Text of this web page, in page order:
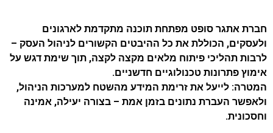
חברת אתגר סופט מפתחת תוכנה מתקדמת לארגונים
ולעסקים, הכוללת את כל ההיבטים הקשורים לניהול העסק –
לרבות תהליכי פיתוח מלאים מקצה לקצה, תוך שימת דגש על
אימוץ פתרונות טכנולוגיים חדשניים.
המטרה: לייעל את זרימת המידע מהשטח למערכות הניהול,
ולאפשר העברת נתונים בזמן אמת – בצורה יעילה, אמינה
וחסכונית.